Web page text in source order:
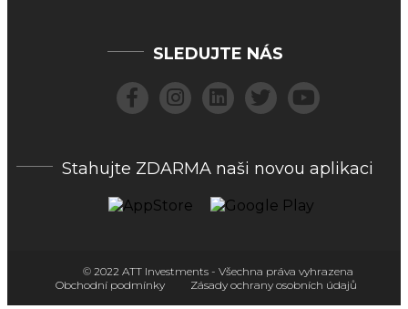
SLEDUJTE NÁS
Stahujte ZDARMA naši novou aplikaci
© 2022 ATT Investments - Všechna práva vyhrazena
Obchodní podmínky
Zásady ochrany osobních údajů